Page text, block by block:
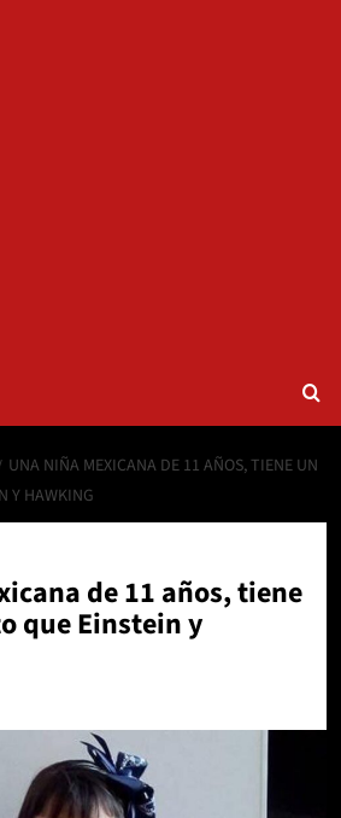
UNA NIÑA MEXICANA DE 11 AÑOS, TIENE UN
Y HAWKING
de 11 años, tiene
que Einstein y